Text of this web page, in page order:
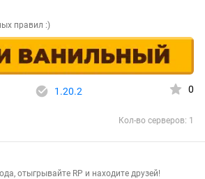
правил :)
1.20.2 0
Кол-во серверов: 1
отыгрывайте RP и находите друзей!